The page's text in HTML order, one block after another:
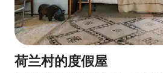
荷兰村的度假屋